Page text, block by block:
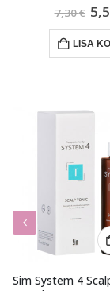
7,30€
hind
oli:
LISA
Sim System 4